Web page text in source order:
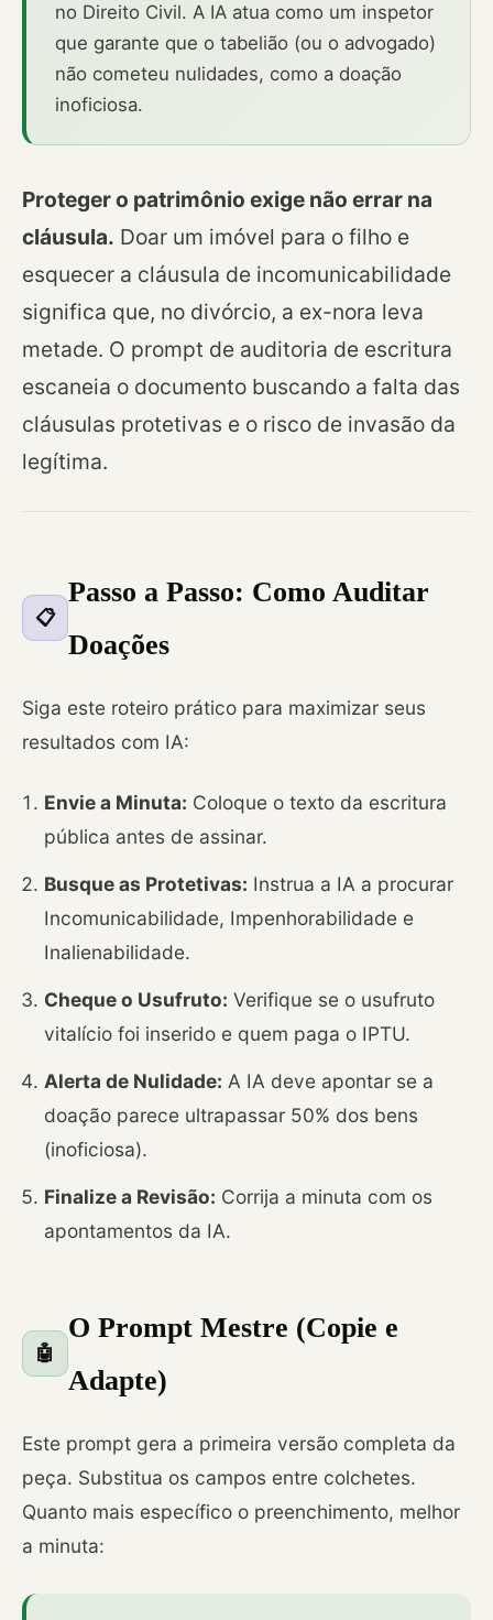
no Direito Civil. A IA atua como um inspetor
que garante que o tabelião (ou o advogado)
não cometeu nulidades, como a doação
inoficiosa.
Proteger o patrimônio exige não errar na
cláusula. Doar um imóvel para o filho e
esquecer a cláusula de incomunicabilidade
significa que, no divórcio, a ex-nora leva
metade. O prompt de auditoria de escritura
escaneia o documento buscando a falta das
cláusulas protetivas e o risco de invasão da
legítima.
📋
Passo a Passo: Como Auditar
Doações
Siga este roteiro prático para maximizar seus
resultados com IA:
Envie a Minuta: Coloque o texto da escritura
pública antes de assinar.
Busque as Protetivas: Instrua a IA a procurar
Incomunicabilidade, Impenhorabilidade e
Inalienabilidade.
Cheque o Usufruto: Verifique se o usufruto
vitalício foi inserido e quem paga o IPTU.
Alerta de Nulidade: A IA deve apontar se a
doação parece ultrapassar 50% dos bens
(inoficiosa).
Finalize a Revisão: Corrija a minuta com os
apontamentos da IA.
🤖
O Prompt Mestre (Copie e
Adapte)
Este prompt gera a primeira versão completa da
peça. Substitua os campos entre colchetes.
Quanto mais específico o preenchimento, melhor
a minuta: